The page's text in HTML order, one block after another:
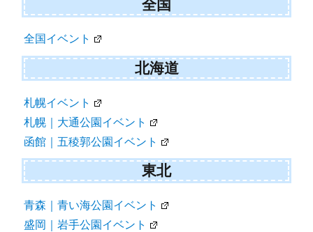
全国
全国イベント
北海道
札幌イベント
札幌｜大通公園イベント
函館｜五稜郭公園イベント
東北
青森｜青い海公園イベント
盛岡｜岩手公園イベント